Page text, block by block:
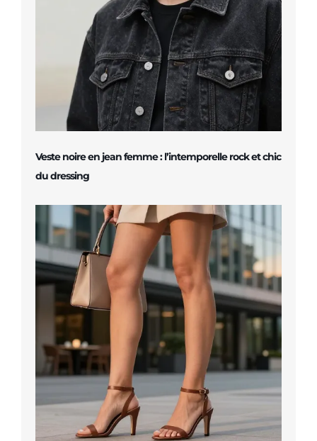
Veste noire en jean femme : l’intemporelle rock et chic
du dressing